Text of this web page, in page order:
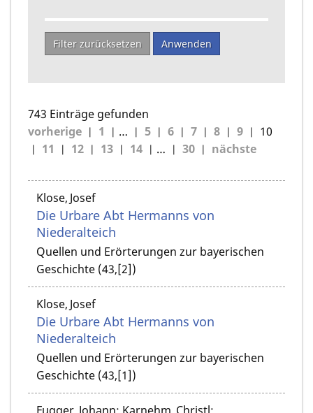
Filter zurücksetzen Anwenden
743 Einträge gefunden
vorherige
1 … 5 6 7 8 9
10
11
12 13 14 … 30 nächste
Klose, Josef
Die Urbare Abt Hermanns von
Niederalteich
Quellen und Erörterungen zur bayerischen
Geschichte (43,[2])
Klose, Josef
Die Urbare Abt Hermanns von
Niederalteich
Quellen und Erörterungen zur bayerischen
Geschichte (43,[1])